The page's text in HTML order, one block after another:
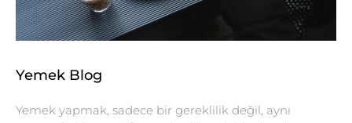
Yemek Blog
Yemek yapmak, sadece bir gereklilik değil, aynı